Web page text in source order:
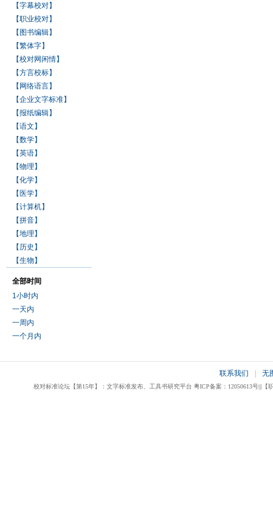
【字幕校对】
【职业校对】
【图书编辑】
【繁体字】
【校对网闲情】
【方言校标】
【网络语言】
【企业文字标准】
【报纸编辑】
【语文】
【数学】
【英语】
【物理】
【化学】
【医学】
【计算机】
【拼音】
【地理】
【历史】
【生物】
全部时间
1小时内
一天内
一周内
一个月内
联系我们 无
校对标准论坛【第15年】：文字标准发布、工具书研究平台 粤ICP备案：12050613号|||【